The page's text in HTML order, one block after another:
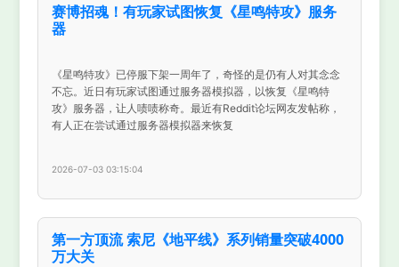
赛博招魂！有玩家试图恢复《星鸣特攻》服务
器
《星鸣特攻》已停服下架一周年了，奇怪的是仍有人对其念念
不忘。近日有玩家试图通过服务器模拟器，以恢复《星鸣特
攻》服务器，让人啧啧称奇。最近有Reddit论坛网友发帖称，
有人正在尝试通过服务器模拟器来恢复
2026-07-03 03:15:04
第一方顶流 索尼《地平线》系列销量突破4000
万大关